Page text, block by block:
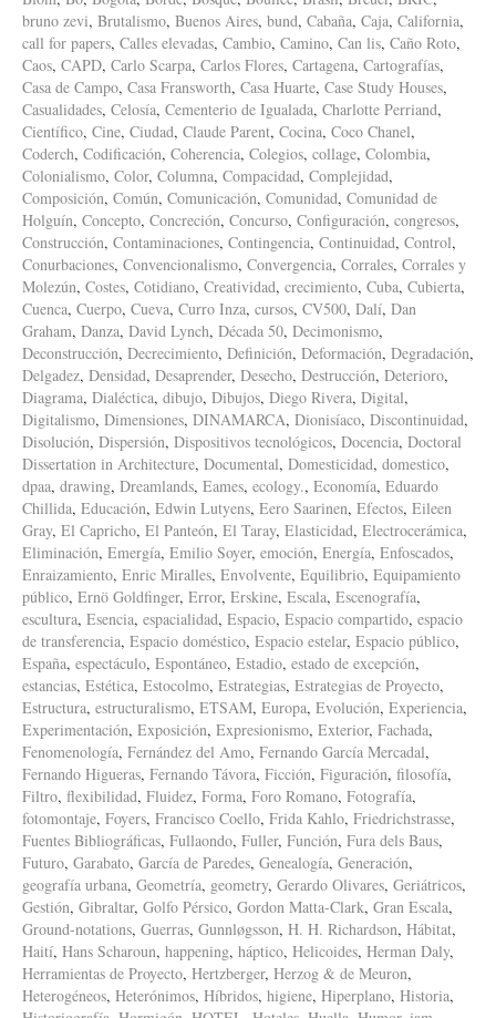
bruno zevi, Brutalismo, Buenos Aires, bund, Cabaña, Caja, California,
call for papers, Calles elevadas, Cambio, Camino, Can lis, Caño Roto,
Caos, CAPD, Carlo Scarpa, Carlos Flores, Cartagena, Cartografías,
Casa de Campo, Casa Fransworth, Casa Huarte, Case Study Houses,
Casualidades, Celosía, Cementerio de Igualada, Charlotte Perriand,
Científico, Cine, Ciudad, Claude Parent, Cocina, Coco Chanel,
Coderch, Codificación, Coherencia, Colegios, collage, Colombia,
Colonialismo, Color, Columna, Compacidad, Complejidad,
Composición, Común, Comunicación, Comunidad, Comunidad de
Holguín, Concepto, Concreción, Concurso, Configuración, congresos,
Construcción, Contaminaciones, Contingencia, Continuidad, Control,
Conurbaciones, Convencionalismo, Convergencia, Corrales, Corrales y
Molezún, Costes, Cotidiano, Creatividad, crecimiento, Cuba, Cubierta,
Cuenca, Cuerpo, Cueva, Curro Inza, cursos, CV500, Dalí, Dan
Graham, Danza, David Lynch, Década 50, Decimonismo,
Deconstrucción, Decrecimiento, Definición, Deformación, Degradación,
Delgadez, Densidad, Desaprender, Desecho, Destrucción, Deterioro,
Diagrama, Dialéctica, dibujo, Dibujos, Diego Rivera, Digital,
Digitalismo, Dimensiones, DINAMARCA, Dionisíaco, Discontinuidad,
Disolución, Dispersión, Dispositivos tecnológicos, Docencia, Doctoral
Dissertation in Architecture, Documental, Domesticidad, domestico,
dpaa, drawing, Dreamlands, Eames, ecology., Economía, Eduardo
Chillida, Educación, Edwin Lutyens, Eero Saarinen, Efectos, Eileen
Gray, El Capricho, El Panteón, El Taray, Elasticidad, Electrocerámica,
Eliminación, Emergía, Emilio Soyer, emoción, Energía, Enfoscados,
Enraizamiento, Enric Miralles, Envolvente, Equilibrio, Equipamiento
público, Ernö Goldfinger, Error, Erskine, Escala, Escenografía,
escultura, Esencia, espacialidad, Espacio, Espacio compartido, espacio
de transferencia, Espacio doméstico, Espacio estelar, Espacio público,
España, espectáculo, Espontáneo, Estadio, estado de excepción,
estancias, Estética, Estocolmo, Estrategias, Estrategias de Proyecto,
Estructura, estructuralismo, ETSAM, Europa, Evolución, Experiencia,
Experimentación, Exposición, Expresionismo, Exterior, Fachada,
Fenomenología, Fernández del Amo, Fernando García Mercadal,
Fernando Higueras, Fernando Távora, Ficción, Figuración, filosofía,
Filtro, flexibilidad, Fluidez, Forma, Foro Romano, Fotografía,
fotomontaje, Foyers, Francisco Coello, Frida Kahlo, Friedrichstrasse,
Fuentes Bibliográficas, Fullaondo, Fuller, Función, Fura dels Baus,
Futuro, Garabato, García de Paredes, Genealogía, Generación,
geografía urbana, Geometría, geometry, Gerardo Olivares, Geriátricos,
Gestión, Gibraltar, Golfo Pérsico, Gordon Matta-Clark, Gran Escala,
Ground-notations, Guerras, Gunnløgsson, H. H. Richardson, Hábitat,
Haití, Hans Scharoun, happening, háptico, Helicoides, Herman Daly,
Herramientas de Proyecto, Hertzberger, Herzog & de Meuron,
Heterogéneos, Heterónimos, Híbridos, higiene, Hiperplano, Historia,